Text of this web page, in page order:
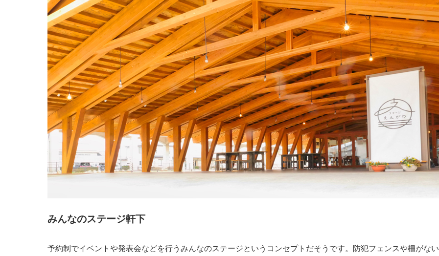
みんなのステージ軒下
予約制でイベントや発表会などを行うみんなのステージというコンセプトだそうです。防犯フェンスや柵がない